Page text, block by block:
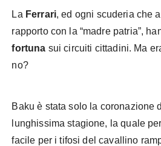
La Ferrari, ed ogni scuderia che
rapporto con la “madre patria”,
fortuna sui circuiti cittadini. Ma
no?
Baku è stata solo la coronazione
lunghissima stagione, la quale
facile per i tifosi del cavallino